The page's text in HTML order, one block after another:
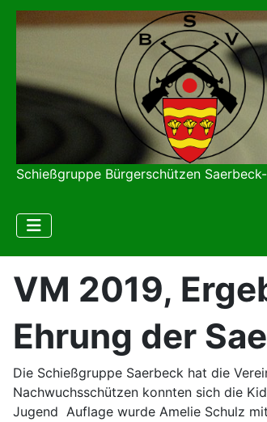
Schießgruppe Bürgerschützen
VM 2019,
Ehrung der
Die Schießgruppe Saerbeck hat die
Nachwuchsschützen konnten sich die
Jugend Auflage wurde Amelie Schulz